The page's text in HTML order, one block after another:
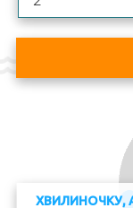
ХВИЛИНОЧКУ,